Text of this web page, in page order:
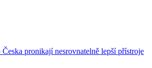
pronikají nesrovnatelně lepší přístroje